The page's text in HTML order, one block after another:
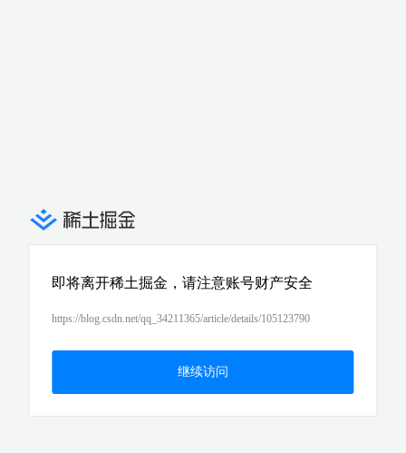
即将离开稀土掘金，请注意账号财产安全
https://blog.csdn.net/qq_34211365/article/details/105123790
继续访问